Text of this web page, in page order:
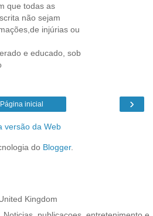
que todas as
não sejam
injúrias ou
e educado, sob
›
Página inicial
versão da Web
do Blogger.
Kingdom